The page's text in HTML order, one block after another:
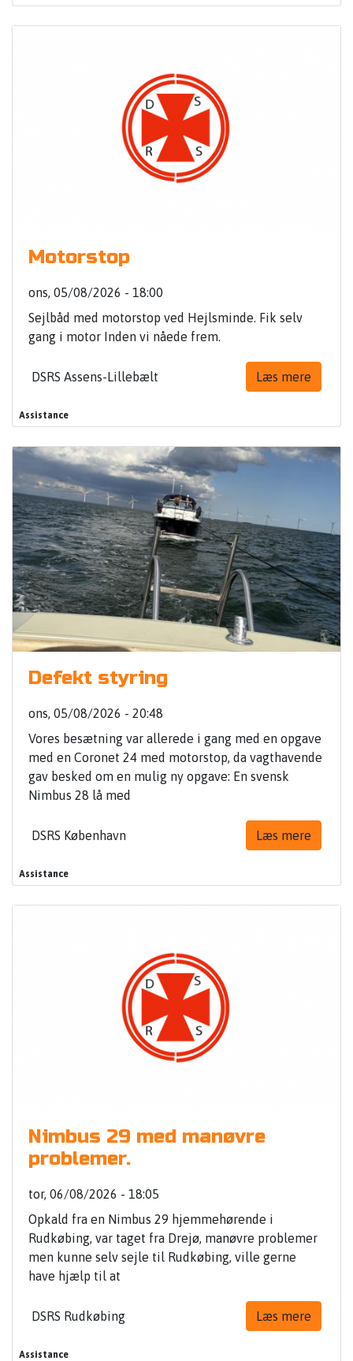
Motorstop
ons, 05/08/2026 - 18:00
Sejlbåd med motorstop ved Hejlsminde. Fik selv
gang i motor Inden vi nåede frem.
DSRS Assens-Lillebælt Læs mere
Assistance
Defekt styring
ons, 05/08/2026 - 20:48
Vores besætning var allerede i gang med en opgave
med en Coronet 24 med motorstop, da vagthavende
gav besked om en mulig ny opgave: En svensk
Nimbus 28 lå med
DSRS København Læs mere
Assistance
Nimbus 29 med manøvre
problemer.
tor, 06/08/2026 - 18:05
Opkald fra en Nimbus 29 hjemmehørende i
Rudkøbing, var taget fra Drejø, manøvre problemer
men kunne selv sejle til Rudkøbing, ville gerne
have hjælp til at
DSRS Rudkøbing Læs mere
Assistance